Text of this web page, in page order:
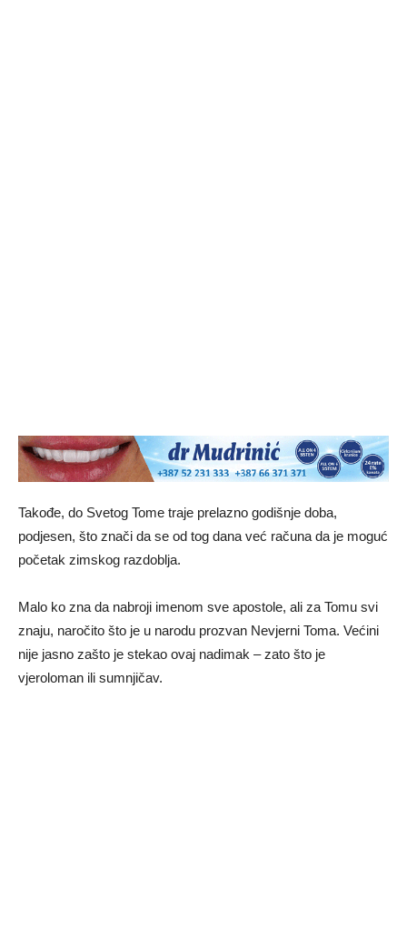
Takođe, do Svetog Tome traje prelazno godišnje doba,
podjesen, što znači da se od tog dana već računa da je moguć
početak zimskog razdoblja.
Malo ko zna da nabroji imenom sve apostole, ali za Tomu svi
znaju, naročito što je u narodu prozvan Nevjerni Toma. Većini
nije jasno zašto je stekao ovaj nadimak – zato što je
vjeroloman ili sumnjičav.